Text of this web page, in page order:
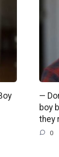
—
boy
they
0